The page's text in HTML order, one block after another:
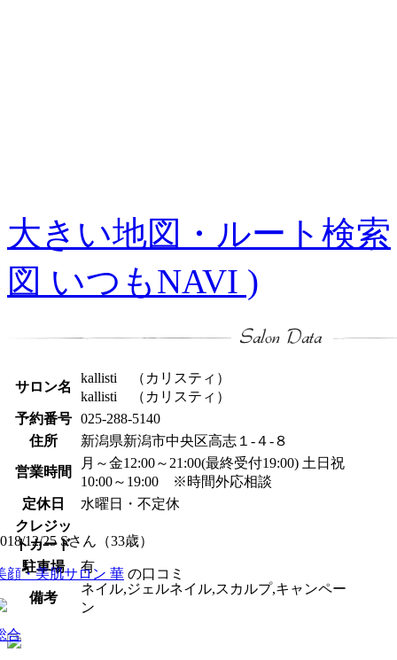
大きい地図・ルート検索
図 いつもNAVI )
サロン名
kallisti （カリスティ）
kallisti （カリスティ）
予約番号 025-288-5140
住所
新潟県新潟市中央区高志１-４-８
営業時間
月～金12:00～21:00(最終受付19:00) 土日祝
10:00～19:00 ※時間外応相談
定休日
水曜日・不定休
クレジッ
トカード
駐車場
有
備考
ネイル,ジェルネイル,スカルプ,キャンペー
ン
12/25 Sさん（33歳）
顔・美肌サロン 華 の口コミ
合